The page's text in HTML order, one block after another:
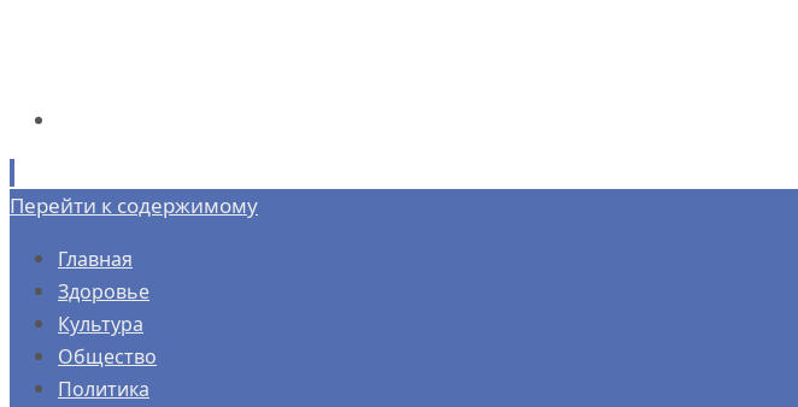
Перейти к содержимому
Главная
Здоровье
Культура
Общество
Политика